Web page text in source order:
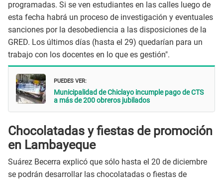
programadas. Si se ven estudiantes en las calles luego de
esta fecha habrá un proceso de investigación y eventuales
sanciones por la desobediencia a las disposiciones de la
GRED. Los últimos días (hasta el 29) quedarían para un
trabajo con los docentes en lo que es gestión".
PUEDES VER:
Municipalidad de Chiclayo incumple pago de CTS
a más de 200 obreros jubilados
Chocolatadas y fiestas de promoción
en Lambayeque
Suárez Becerra explicó que sólo hasta el 20 de diciembre
se podrán desarrollar las chocolatadas o fiestas de